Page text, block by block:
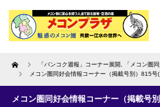
Home 「バンコク週報」コーナー展開
「メコン圏
メコン圏同好会情報コーナー（掲載号別）815号
メコン圏同好会情報コーナー（掲載号